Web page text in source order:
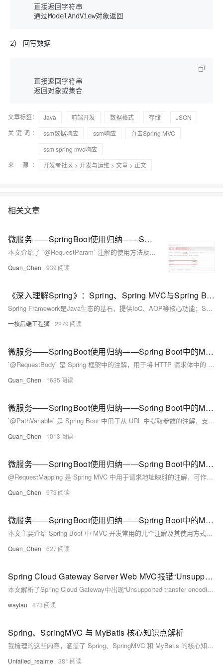
    通过ModelAndView对象返回
2） 回写数据
    返回对象或集合
文章标签： Java 前端开发 数据格式 存储
JSON
关键词：
ssm数据响应 ssm响应
直击Spring MVC
ssm spring mvc响应
来 源：
开发者社区 > 开发与运维 > 文章 > 正文
相关文章
微服务——SpringBoot使用归纳——Spring Boot中的MVC支持——@RequestParam
本文介绍了 `@RequestParam` 注解的使用方法及其与 `@PathVariable` 的区别。`@RequestParam` 用于从请求中获取参数值（如 GET 请求的 URL 参数或 POST 请求的表单数据），而 `@PathVariable` 用于从 URL 模板中提取参数。文章通过示例代码详细说明了 `@RequestParam` 的常用属性，如 `required` 和 `defaultValue`，并展示了如何用实体类封装大量表单参数以简化处理流程。最后，结合 Postman 测试工具验证了接口的功能。
Quan_Chen 939
《深入理解Spring》：Spring、Spring MVC与Spring Boot的深度解析
Spring Framework是Java生态的基石，提供IoC、AOP等核心功能；Spring MVC基于其构建，实现Web层MVC架构；Spring Boot则通过自动配置和内嵌服务器，极大简化了开发与部署。三者层层演进，Spring Boot并非替代，而是对前者的高效封装与增强，适用于微服务与快速开发，而深入理解Spring Framework有助于更好驾驭整体技术栈。
一枚后端工程狮 2279
微服务——SpringBoot使用归纳——Spring Boot中的MVC支持——@RequestBody
`@RequestBody` 是 Spring 框架中的注解，用于将 HTTP 请求体中的 JSON 数据自动映射为 Java 对象。例如，前端通过 POST 请求发送包含 `username` 和 `password` 的 JSON 数据，后端可通过带有 `@RequestBody` 注解的方法参数接收并处理。此注解适用于传递复杂对象的场景，简化了数据解析过程。与表单提交不同，它主要用于接收 JSON 格式的实体数据。
Quan_Chen 1635
微服务——SpringBoot使用归纳——Spring Boot中的MVC支持——@PathVariable
`@PathVariable` 是 Spring Boot 中用于从 URL 中提取参数的注解，支持 RESTful 风格接口开发。例如，通过 `@GetMapping(&quot;/user/{id}&quot;)` 可以将 URL 中的 `{id}` 参数自动映射到方法参数中。若参数名不一致，可通过 `@PathVariable(&quot;自定义名&quot;)` 指定绑定关系。此外，还支持多参数占位符，如 `/user/{id}/{name}`，分别映射到方法中的多个参数。运行项目后，访问指定 URL 即可验证参数是否正确接收。
Quan_Chen 1013
微服务——SpringBoot使用归纳——Spring Boot中的MVC支持——@RequestMapping
@RequestMapping 是 Spring MVC 中用于请求地址映射的注解，可作用于类或方法上。类级别定义控制器父路径，方法级别进一步指定处理逻辑。常用属性包括 value（请求地址）、method（请求类型，如 GET/POST 等，默认 GET）和 produces（返回内容类型）。例如：`@RequestMapping(value = &quot;/test&quot;, produces = &quot;application/json; charset=UTF-8&quot;)`。此外，针对不同请求方式还有简化注解，如 @GetMapping、@PostMapping 等。
Quan_Chen 973
微服务——SpringBoot使用归纳——Spring Boot中的MVC支持——@RestController
本文主要介绍 Spring Boot 中 MVC 开发常用的几个注解及其使用方式，包括 `@RestController`、`@RequestMapping`、`@PathVariable`、`@RequestParam` 和 `@RequestBody`。其中重点讲解了 `@RestController` 注解的构成与特点：它是 `@Controller` 和 `@ResponseBody` 的结合体，适用于返回 JSON 数据的场景。文章还指出，在需要模板渲染（如 Thymeleaf）而非前后端分离的情况下，应使用 `@Controller` 而非 `@RestController`
Quan_Chen 627
Spring Cloud Gateway Server Web MVC报错“Unsupported transfer encoding: chunked”解决
本文解析了Spring Cloud Gateway中出现“Unsupported transfer encoding: chunked”错误的原因，指出该问题源于Feign依赖的HTTP客户端与服务端的`chunked`传输编码不兼容，并提供了具体的解决方案。通过规范Feign客户端接口的返回类型，可有效避免该异常，提升系统兼容性与稳定性。
waylau 873
Spring、SpringMVC 与 MyBatis 核心知识点解析
我梳理的这些内容，涵盖了 Spring、SpringMVC 和 MyBatis 的核心知识点。 在 Spring 中，我了解到 IOC 是控制反转，把对象控制权交容器；DI 是依赖注入，有三种实现方式。Bean 有五种作用域，单例 bean 的线程安全问题及自动装配方式也清晰了。事务基于数据库和 AOP，有失效场景和七种传播行为。AOP 是面向切面编程，动态代理有 JDK 和 CGLIB 两种。 SpringMVC 的 11 步执行流程我烂熟于心，还有那些常用注解的用法。 MyBatis 里，#{} 和 ${} 的区别很关键，获取主键、处理字段与属性名不匹配的方法也掌握了。多表查询、动态
Unfailed_realme 381